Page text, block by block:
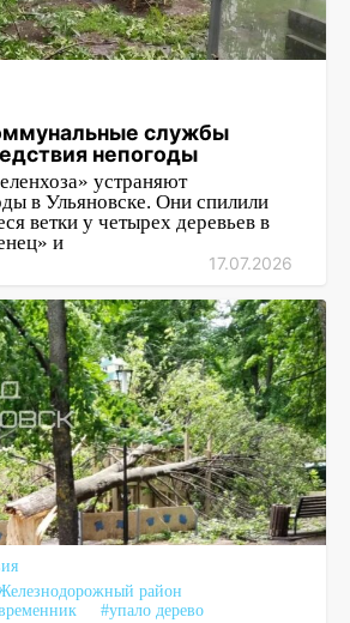
службы
непогоды
устраняют
в Ульяновске. Они спилили
ветки у четырех деревьев в
и
17.07.2026
район
#упало дерево